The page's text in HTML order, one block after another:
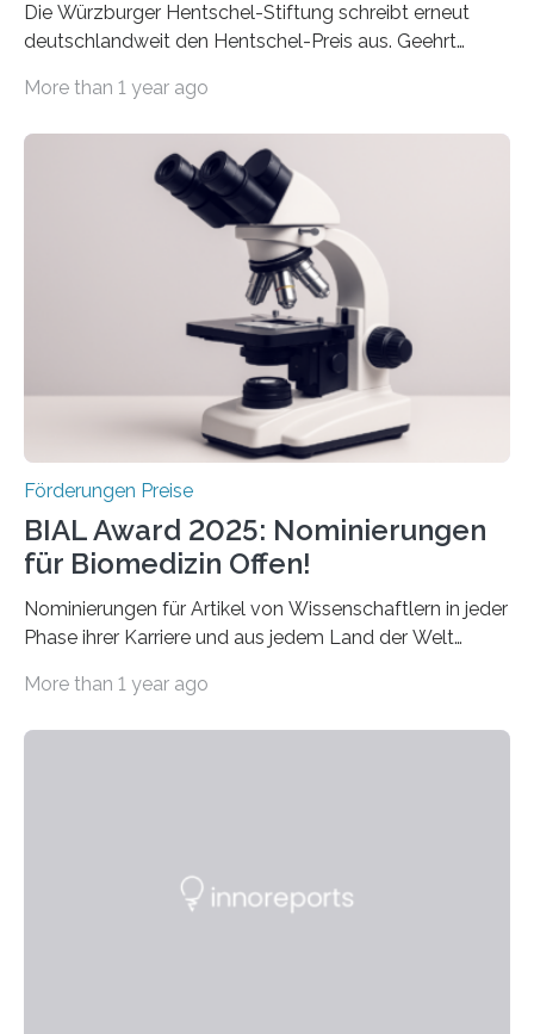
Die Würzburger Hentschel-Stiftung schreibt erneut
deutschlandweit den Hentschel-Preis aus. Geehrt
hochrangige wissenschaftliche Publikation zum Thema
Schlaganfall“ mit Sitz in Würzburg fördert die
Schlaganfallforschung, um die Behandlung der
Betroffenen zu verbessern. Dazu schreibt sie auch in
diesem Jahr wieder deutschlandweit den Hentschel-
Preis aus. Er richtet sich gezielt an jüngere
Forscherinnen und Forscher unter 40 Jahren. Geehrt
werden soll eine herausragende Doktorarbeit oder eine
hochrangige wissenschaftliche Publikation zum Thema
More than 1 year ago
Förderungen Preise
BIAL Award 2025: Nominierungen
für Biomedizin Offen!
Nominierungen für Artikel von Wissenschaftlern in jeder
Phase ihrer Karriere und aus jedem Land der Welt
Leben gerufen, um die bemerkenswertesten
Foundation, des BIAL Award in Biomedicine ist in
More than 1 year ago